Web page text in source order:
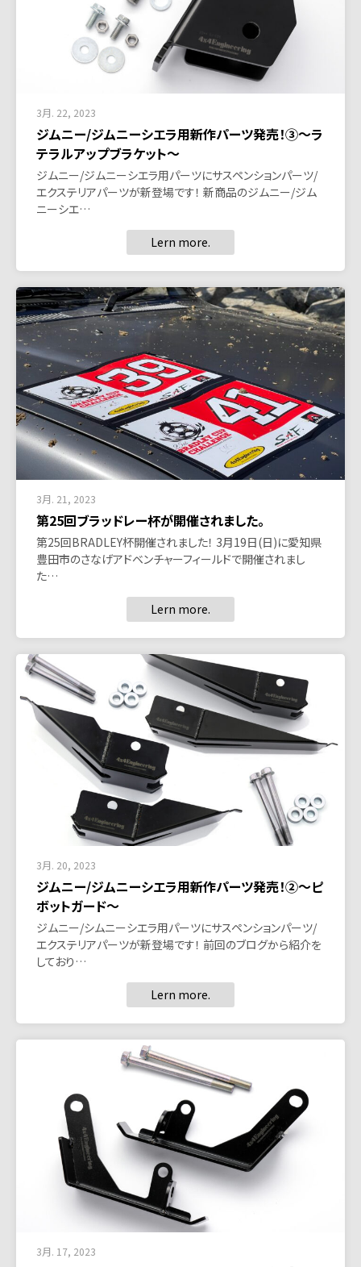
3月. 22, 2023
ジムニー/ジムニーシエラ用新作パーツ発売！③～ラ
テラルアップブラケット～
ジムニー/ジムニーシエラ用パーツにサスペンションパーツ/
エクステリアパーツが新登場です！ 新商品のジムニー/ジム
ニーシエ…
Lern more.
3月. 21, 2023
第25回ブラッドレー杯が開催されました。
第25回BRADLEY杯開催されました！ 3月19日(日)に愛知県
豊田市のさなげアドベンチャーフィールドで開催されまし
た…
Lern more.
3月. 20, 2023
ジムニー/ジムニーシエラ用新作パーツ発売！②～ピ
ボットガード～
ジムニー/シムニーシエラ用パーツにサスペンションパーツ/
エクステリアパーツが新登場です！ 前回のブログから紹介を
しており…
Lern more.
3月. 17, 2023